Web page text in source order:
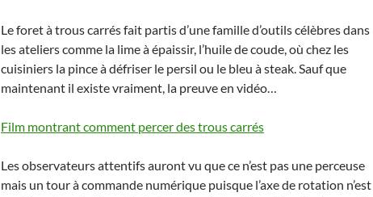
Le foret à trous carrés fait partis d’une famille d’outils célèbres dans
les ateliers comme la lime à épaissir, l’huile de coude, où chez les
cuisiniers la pince à défriser le persil ou le bleu à steak. Sauf que
maintenant il existe vraiment, la preuve en vidéo…
Film montrant comment percer des trous carrés
Les observateurs attentifs auront vu que ce n’est pas une perceuse
mais un tour à commande numérique puisque l’axe de rotation n’est